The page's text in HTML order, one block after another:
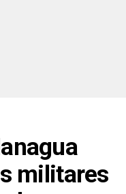
militares